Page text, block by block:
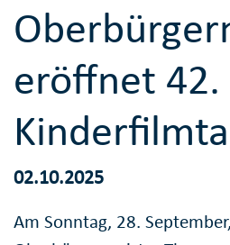
eröffnet 42.
02.10.2025
Am Sonntag, 28.